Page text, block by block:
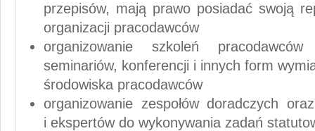
przepisów, mają prawo posiadać swoją
organizacji pracodawców
organizowanie szkoleń
seminariów, konferencji i innych form
środowiska pracodawców
organizowanie zespołów doradczych
i ekspertów do wykonywania zadań